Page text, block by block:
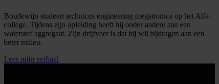
Boudewijn studeert technicus engineering megatronica op het Alfa-
college. Tijdens zijn opleiding heeft hij onder andere aan een
waterstof aggregaat. Zijn drijfveer is dat hij wil bijdragen aan een
beter milieu.
Lees mijn verhaal